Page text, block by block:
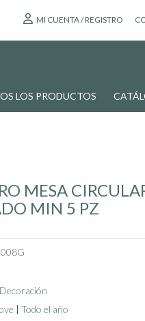
MI CUENTA / REGISTRO
LOS PRODUCTOS
MESA
MIN 5 PZ
Decoración
| Todo el año